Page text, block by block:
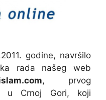
godine, navršilo
rada našeg web
, prvog
u Crnoj Gori, koji